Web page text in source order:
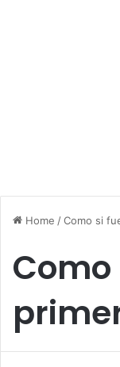
Home /Como si